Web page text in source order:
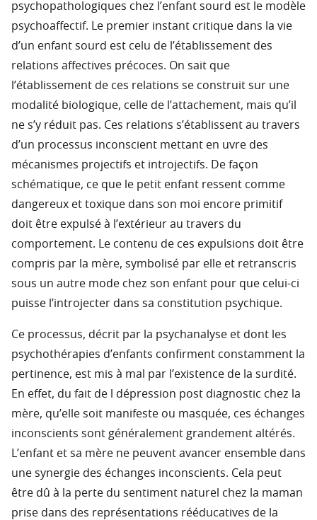
psychopathologiques chez l’enfant sourd est le modèle
psychoaffectif. Le premier instant critique dans la vie
d’un enfant sourd est celu de l’établissement des
relations affectives précoces. On sait que
l’établissement de ces relations se construit sur une
modalité biologique, celle de l’attachement, mais qu’il
ne s’y réduit pas. Ces relations s’établissent au travers
d’un processus inconscient mettant en uvre des
mécanismes projectifs et introjectifs. De façon
schématique, ce que le petit enfant ressent comme
dangereux et toxique dans son moi encore primitif
doit être expulsé à l’extérieur au travers du
comportement. Le contenu de ces expulsions doit être
compris par la mère, symbolisé par elle et retranscris
sous un autre mode chez son enfant pour que celui-ci
puisse l’introjecter dans sa constitution psychique.
Ce processus, décrit par la psychanalyse et dont les
psychothérapies d’enfants confirment constamment la
pertinence, est mis à mal par l’existence de la surdité.
En effet, du fait de l dépression post diagnostic chez la
mère, qu’elle soit manifeste ou masquée, ces échanges
inconscients sont généralement grandement altérés.
L’enfant et sa mère ne peuvent avancer ensemble dans
une synergie des échanges inconscients. Cela peut
être dû à la perte du sentiment naturel chez la maman
prise dans des représentations rééducatives de la